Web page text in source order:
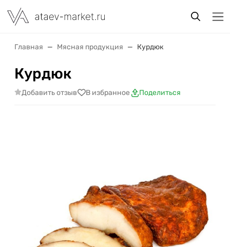
Главная Мясная продукция Курдюк
Курдюк
Добавить отзыв В избранное Поделиться